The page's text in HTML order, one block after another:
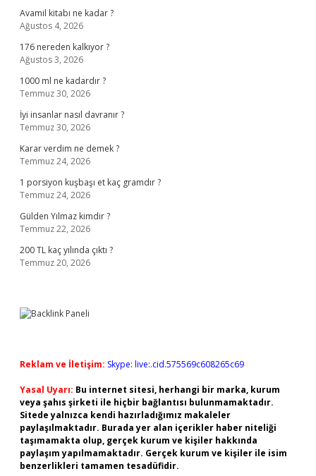
Avamil kitabı ne kadar ?
Ağustos 4, 2026
176 nereden kalkıyor ?
Ağustos 3, 2026
1000 ml ne kadardır ?
Temmuz 30, 2026
İyi insanlar nasıl davranır ?
Temmuz 30, 2026
Karar verdim ne demek ?
Temmuz 24, 2026
1 porsiyon kuşbaşı et kaç gramdır ?
Temmuz 24, 2026
Gülden Yılmaz kimdir ?
Temmuz 22, 2026
200 TL kaç yılında çıktı ?
Temmuz 20, 2026
Reklam ve İletişim: Skype: live:.cid.575569c608265c69
Yasal Uyarı: Bu internet sitesi, herhangi bir marka, kurum
veya şahıs şirketi ile hiçbir bağlantısı bulunmamaktadır.
Sitede yalnızca kendi hazırladığımız makaleler
paylaşılmaktadır. Burada yer alan içerikler haber niteliği
taşımamakta olup, gerçek kurum ve kişiler hakkında
paylaşım yapılmamaktadır. Gerçek kurum ve kişiler ile isim
benzerlikleri tamamen tesadüfidir.